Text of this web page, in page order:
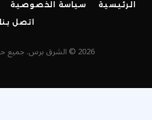
الرئيسية سياسة الخصوصية
اتصل بنا
2026 © الشرق برس. جميع حقوق النشر محفوظة.